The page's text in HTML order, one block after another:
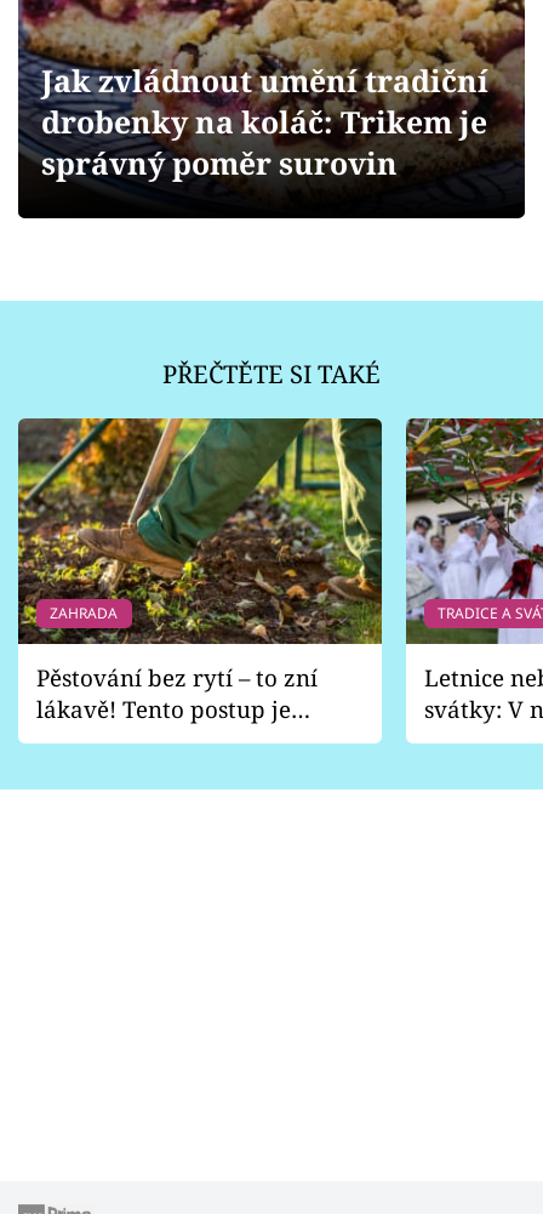
Přihlášení
Sledujte nás
Jak zvládnout umění tradiční
drobenky na koláč: Trikem je
správný poměr surovin
PŘEČTĚTE SI TAKÉ
ZAHRADA
Pěstování bez rytí – to zní
lákavě! Tento postup je
vhodný jen pro některé
TRADICE A
Letnice
svátky: V
pondělí